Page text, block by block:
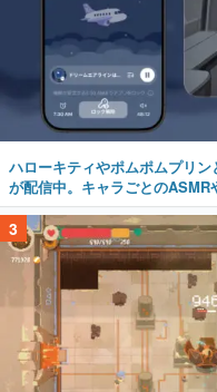
ハローキティやポムポムプリン
が配信中。キャラごとの
3